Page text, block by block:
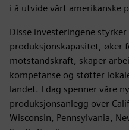
i å utvide vårt amerikanske
Disse investeringene
produksjonskapasitet, øker
motstandskraft, skaper
kompetanse og støtter
landet. I dag spenner våre
produksjonsanlegg over
Wisconsin, Pennsylvania,